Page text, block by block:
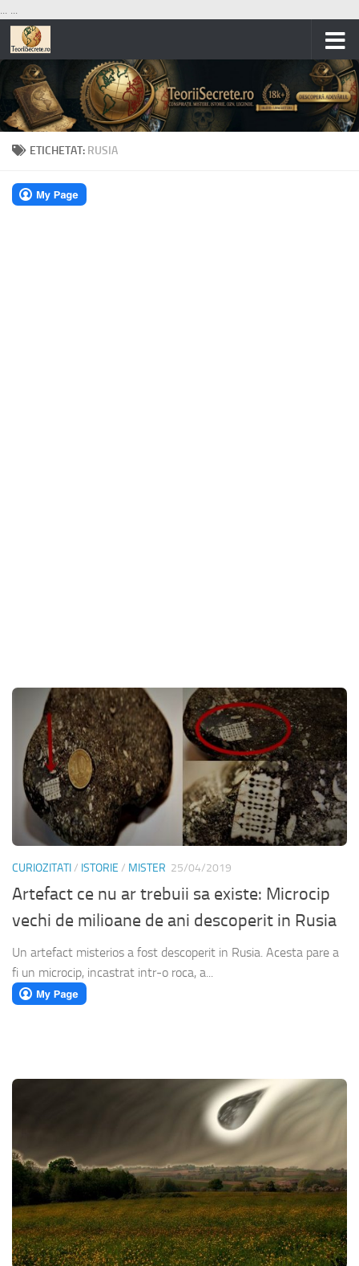
... ...
Skip to content
ETICHETAT: RUSIA
CURIOZITATI/ ISTORIE / MISTER 25/04/2019
Artefact ce nu ar trebuii sa existe: Microcip
vechi de milioane de ani descoperit in Rusia
Un artefact misterios a fost descoperit in Rusia. Acesta pare a
fi un microcip, incastrat intr-o roca, a...